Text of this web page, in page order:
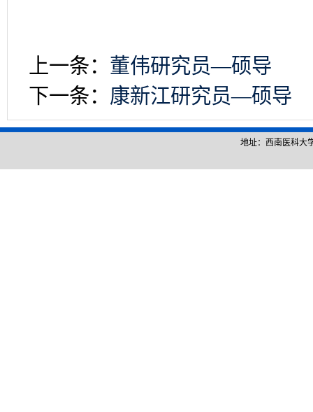
上一条： 董伟研究员—硕导
下一条： 康新江研究员—硕导
地址：西南医科大